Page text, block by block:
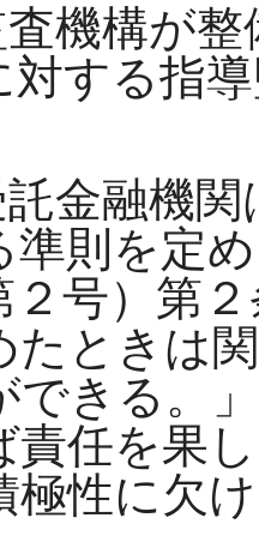
機構が
対する指
金融機関
準則を定
２号）第
たときは
できる。
責任を果
極性に欠